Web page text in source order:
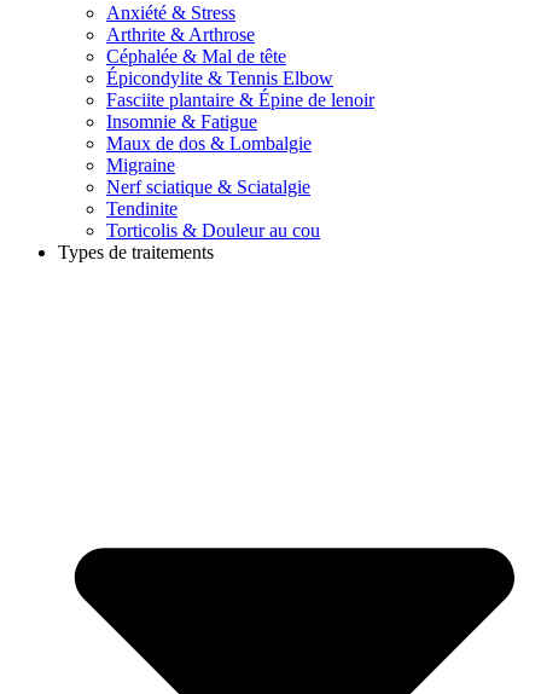
Anxiété & Stress
Arthrite & Arthrose
Céphalée & Mal de tête
Épicondylite & Tennis Elbow
Fasciite plantaire & Épine de lenoir
Insomnie & Fatigue
Maux de dos & Lombalgie
Migraine
Nerf sciatique & Sciatalgie
Tendinite
Torticolis & Douleur au cou
Types de traitements